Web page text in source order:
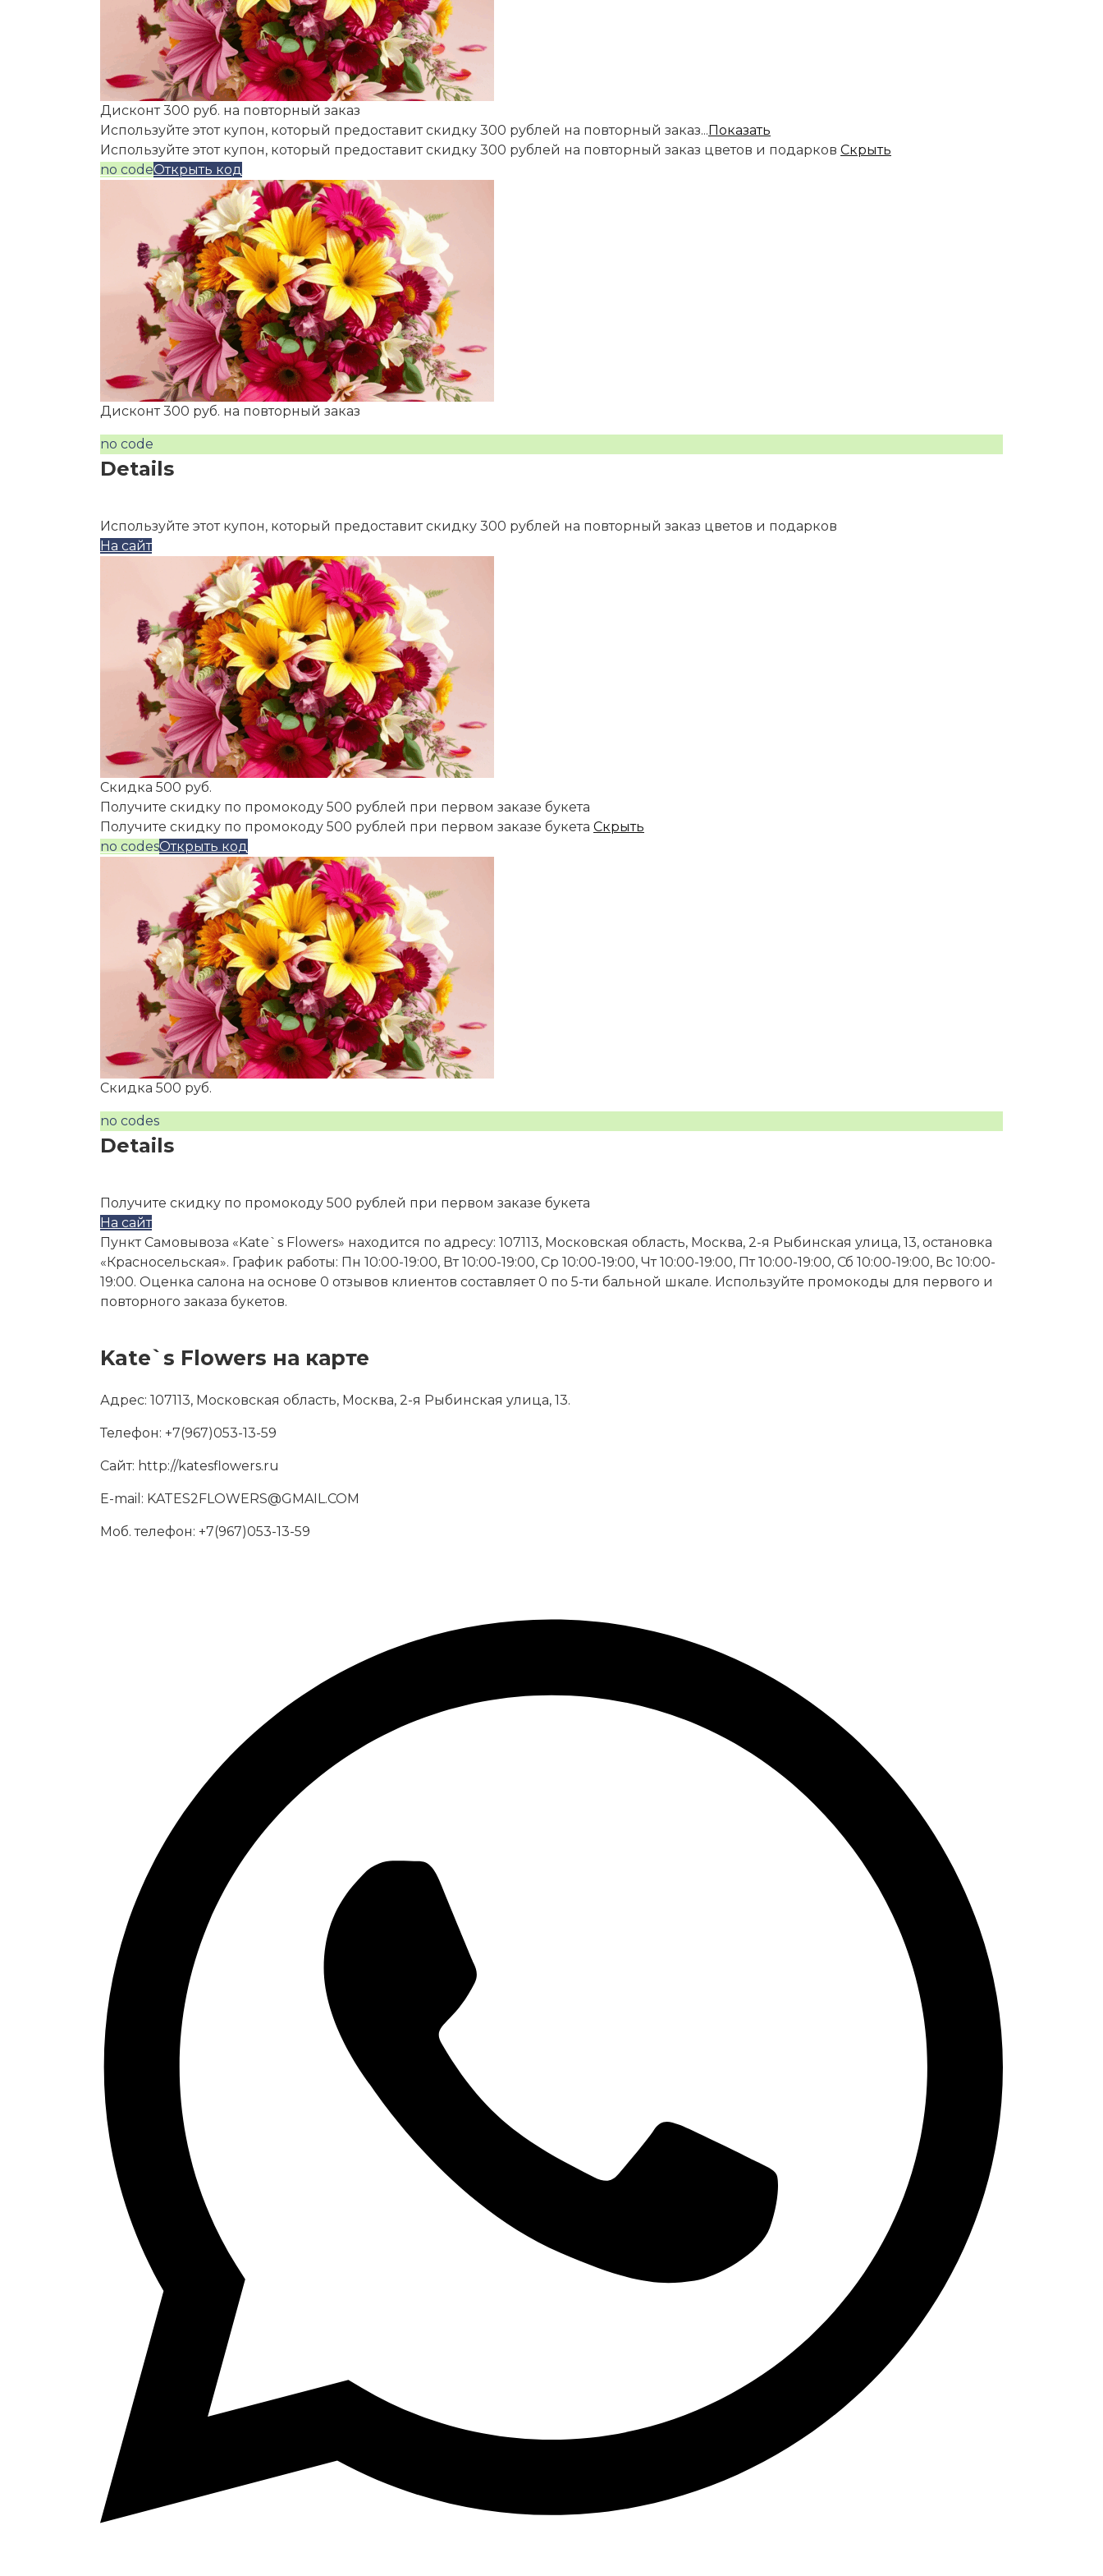
Дисконт 300 руб. на повторный заказ
Используйте этот купон, который предоставит скидку 300 рублей на повторный заказ...Показать
Используйте этот купон, который предоставит скидку 300 рублей на повторный заказ цветов и подарков Скрыть
no codeОткрыть код
Дисконт 300 руб. на повторный заказ
no code
Details
Используйте этот купон, который предоставит скидку 300 рублей на повторный заказ цветов и подарков
На сайт
Скидка 500 руб.
Получите скидку по промокоду 500 рублей при первом заказе букета
Получите скидку по промокоду 500 рублей при первом заказе букета Скрыть
no codesОткрыть код
Скидка 500 руб.
no codes
Details
Получите скидку по промокоду 500 рублей при первом заказе букета
На сайт
Пункт Самовывоза «Kate`s Flowers» находится по адресу: 107113, Московская область, Москва, 2-я Рыбинская улица, 13, остановка
«Красносельская». График работы: Пн 10:00-19:00, Вт 10:00-19:00, Ср 10:00-19:00, Чт 10:00-19:00, Пт 10:00-19:00, Сб 10:00-19:00, Вс 10:00-
19:00. Оценка салона на основе 0 отзывов клиентов составляет 0 по 5-ти бальной шкале. Используйте промокоды для первого и
повторного заказа букетов.
Kate`s Flowers на карте
Адрес: 107113, Московская область, Москва, 2-я Рыбинская улица, 13.
Телефон: +7(967)053-13-59
Сайт: http://katesflowers.ru
E-mail: KATES2FLOWERS@GMAIL.COM
Моб. телефон: +7(967)053-13-59